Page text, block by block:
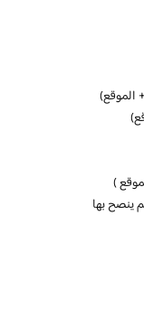
الموقع)
)